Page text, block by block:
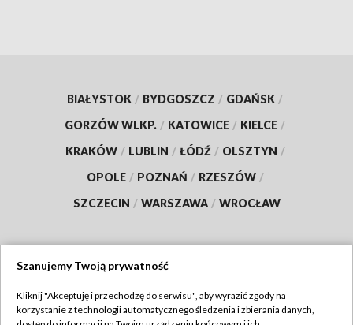
BIAŁYSTOK / BYDGOSZCZ / GDAŃSK /
GORZÓW WLKP. / KATOWICE / KIELCE /
KRAKÓW / LUBLIN / ŁÓDŹ / OLSZTYN /
OPOLE / POZNAŃ / RZESZÓW /
SZCZECIN / WARSZAWA / WROCŁAW
TVP
Szanujemy Twoją prywatność
Kliknij "Akceptuję i przechodzę do serwisu", aby wyrazić zgody na
korzystanie z technologii automatycznego śledzenia i zbierania danych,